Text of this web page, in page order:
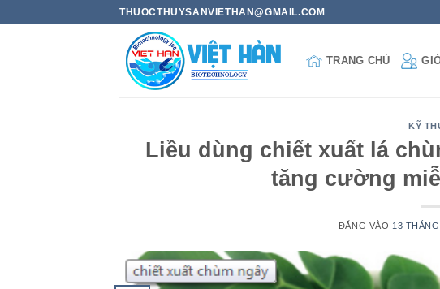
THUOCTHUYSANVIETHAN@GMAIL.COM
TRANG CHỦ
KỸ
Liều dùng chiết xuất lá
tăng cường
ĐĂNG VÀO 13